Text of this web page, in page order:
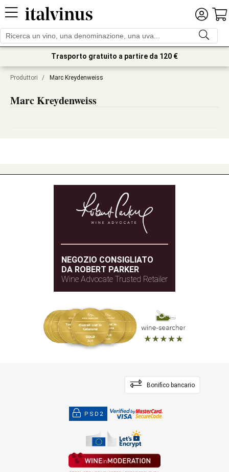
Trasporto gratuito a partire da 120 €
Produttori / Marc Kreydenweiss
Marc Kreydenweiss
NEGOZIO CONSIGLIATO
DA ROBERT PARKER
Wine Advocate Trusted Retailer
Bonifico bancario
PSD2